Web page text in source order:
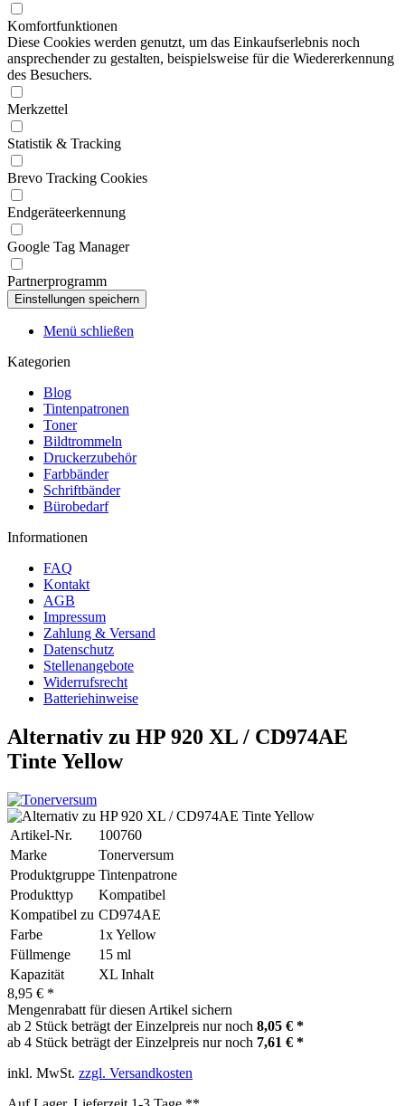
Komfortfunktionen
Diese Cookies werden genutzt, um das Einkaufserlebnis noch
ansprechender zu gestalten, beispielsweise für die Wiedererkennung
des Besuchers.
Merkzettel
Statistik & Tracking
Brevo Tracking Cookies
Endgeräteerkennung
Google Tag Manager
Partnerprogramm
Menü schließen
Kategorien
Blog
Tintenpatronen
Toner
Bildtrommeln
Druckerzubehör
Farbbänder
Schriftbänder
Bürobedarf
Informationen
FAQ
Kontakt
AGB
Impressum
Zahlung & Versand
Datenschutz
Stellenangebote
Widerrufsrecht
Batteriehinweise
Alternativ zu HP 920 XL / CD974AE
Tinte Yellow
Artikel-Nr.
100760
Marke
Tonerversum
Produktgruppe Tintenpatrone
Produkttyp
Kompatibel
Kompatibel zu CD974AE
Farbe
1x Yellow
Füllmenge
15 ml
Kapazität
XL Inhalt
8,95 € *
Mengenrabatt für diesen Artikel sichern
ab 2 Stück beträgt der Einzelpreis nur noch 8,05 € *
ab 4 Stück beträgt der Einzelpreis nur noch 7,61 € *
inkl. MwSt. zzgl. Versandkosten